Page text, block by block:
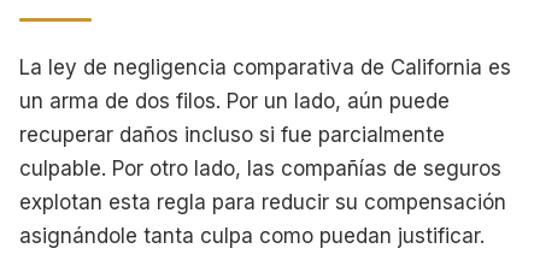
La ley de negligencia comparativa de California es
un arma de dos filos. Por un lado, aún puede
recuperar daños incluso si fue parcialmente
culpable. Por otro lado, las compañías de seguros
explotan esta regla para reducir su compensación
asignándole tanta culpa como puedan justificar.